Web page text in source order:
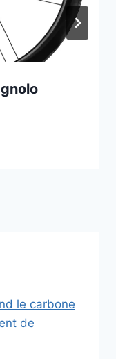
le carbone
de